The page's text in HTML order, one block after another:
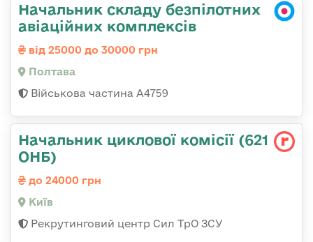
Начальник складу безпілотних
авіаційних комплексів
від 25000 до 30000 грн
Полтава
Військова частина А4759
Начальник циклової комісії (621
ОНБ)
до 24000 грн
Київ
Рекрутинговий центр Сил ТрО ЗСУ